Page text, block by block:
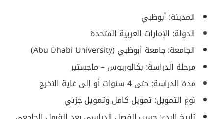
المدينة: أبوظبي
الدولة: الإمارات العربية المتحدة
الجامعة: جامعة أبوظبي (Abu Dhabi University)
مرحلة الدراسة: بكالوريوس – ماجستير
مدة الدراسة: حتى 4 سنوات أو إلى غاية التخرج
نوع التمويل: تمويل كامل وتمويل جزئي